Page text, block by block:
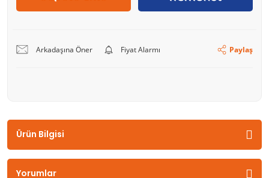
Arkadaşına Öner Fiyat Alarmı Paylaş
Ürün Bilgisi
Yorumlar